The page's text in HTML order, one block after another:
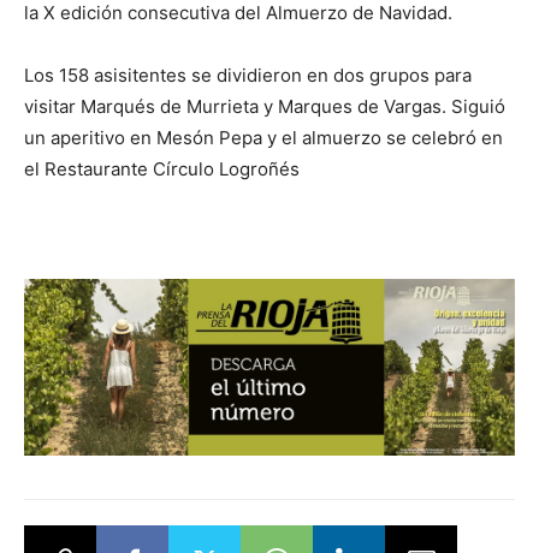
la X edición consecutiva del Almuerzo de Navidad.
Los 158 asisitentes se dividieron en dos grupos para
visitar Marqués de Murrieta y Marques de Vargas. Siguió
un aperitivo en Mesón Pepa y el almuerzo se celebró en
el Restaurante Círculo Logroñés